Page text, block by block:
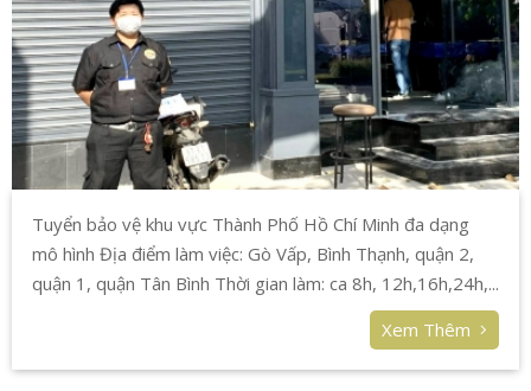
Tuyển bảo vệ khu vực Thành Phố Hồ Chí Minh đa dạng
mô hình Địa điểm làm việc: Gò Vấp, Bình Thạnh, quận 2,
quận 1, quận Tân Bình Thời gian làm: ca 8h, 12h,16h,24h,...
Xem Thêm